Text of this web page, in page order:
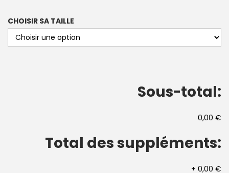
CHOISIR SA TAILLE
Sous-total:
0,00 €
Total des suppléments:
+ 0,00 €